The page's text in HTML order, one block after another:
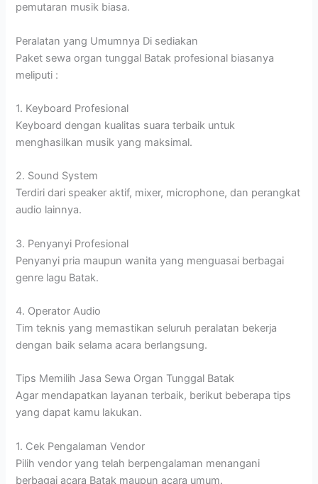
pemutaran musik biasa.
Peralatan yang Umumnya Di sediakan
Paket sewa organ tunggal Batak profesional biasanya
meliputi :
1. Keyboard Profesional
Keyboard dengan kualitas suara terbaik untuk
menghasilkan musik yang maksimal.
2. Sound System
Terdiri dari speaker aktif, mixer, microphone, dan perangkat
audio lainnya.
3. Penyanyi Profesional
Penyanyi pria maupun wanita yang menguasai berbagai
genre lagu Batak.
4. Operator Audio
Tim teknis yang memastikan seluruh peralatan bekerja
dengan baik selama acara berlangsung.
Tips Memilih Jasa Sewa Organ Tunggal Batak
Agar mendapatkan layanan terbaik, berikut beberapa tips
yang dapat kamu lakukan.
1. Cek Pengalaman Vendor
Pilih vendor yang telah berpengalaman menangani
berbagai acara Batak maupun acara umum.